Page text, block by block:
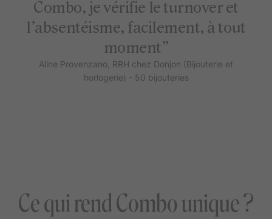
Combo, je vérifie le turnover et
l’absentéisme, facilement, à tout
moment”
Aline Provenzano, RRH chez Donjon (Bijouterie et
horlogerie) - 50 bijouteries
Ce qui rend Combo unique ?